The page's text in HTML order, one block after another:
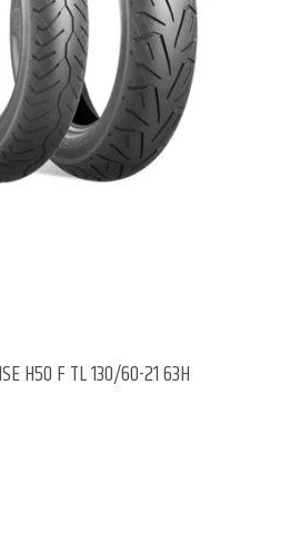
H50 F TL 130/60-21 63H